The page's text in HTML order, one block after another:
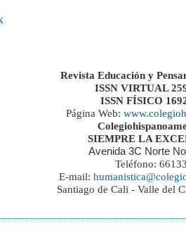
Revista Educación y
ISSN VIRTUAL
ISSN FÍSICO
Página Web:
SIEMPRE LA
Avenida 3C Norte
Teléfono:
E-mail:
Santiago de Cali - Valle del